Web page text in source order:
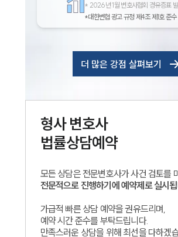
* 2026년 1월 변호사협회 경유증표
*대한변협 광고 규정 제4조 제1호 준수
더 많은 강점 살펴보기
형사변호사
법률상담예약
모든 상담은 전문변호사가 사건 검토를
전문적으로 진행하기에 예약제로 실시
가급적 빠른 상담 예약을 권유드리며,
예약 시간 준수를 부탁드립니다.
만족스러운 상담을 위해 최선을 다하겠